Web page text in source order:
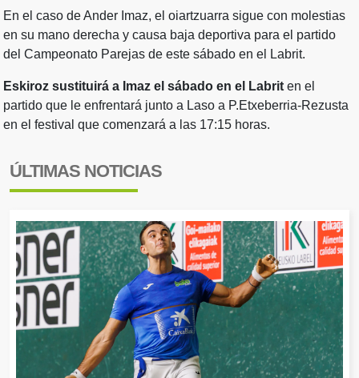
En el caso de Ander Imaz, el oiartzuarra sigue con molestias
en su mano derecha y causa baja deportiva para el partido
del Campeonato Parejas de este sábado en el Labrit.
Eskiroz sustituirá a Imaz el sábado en el Labrit en el
partido que le enfrentará junto a Laso a P.Etxeberria-Rezusta
en el festival que comenzará a las 17:15 horas.
ÚLTIMAS NOTICIAS